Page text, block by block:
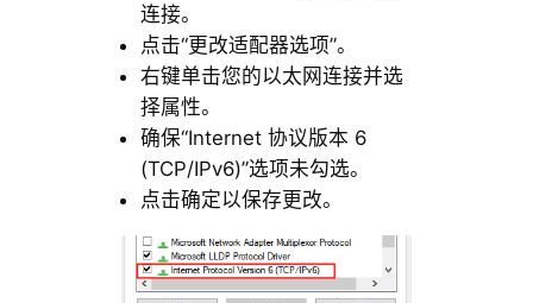
连接。
点击“更改适配器选项”。
右键单击您的以太网连接并选
择属性。
确保“Internet 协议版本 6
(TCP/IPv6)”选项未勾选。
点击确定以保存更改。